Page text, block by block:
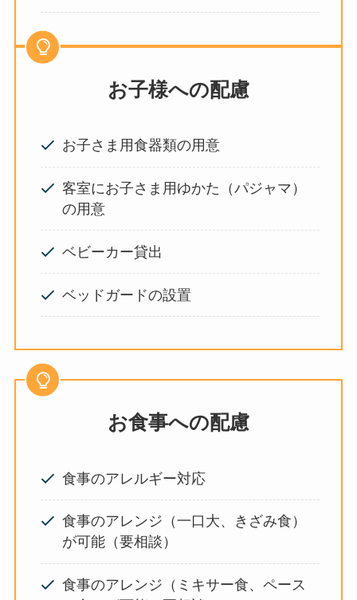
お子様への配慮
お子さま用食器類の用意
客室にお子さま用ゆかた（パジャマ）
の用意
ベビーカー貸出
ベッドガードの設置
お食事への配慮
食事のアレルギー対応
食事のアレンジ（一口大、きざみ食）
が可能（要相談）
食事のアレンジ（ミキサー食、ペース